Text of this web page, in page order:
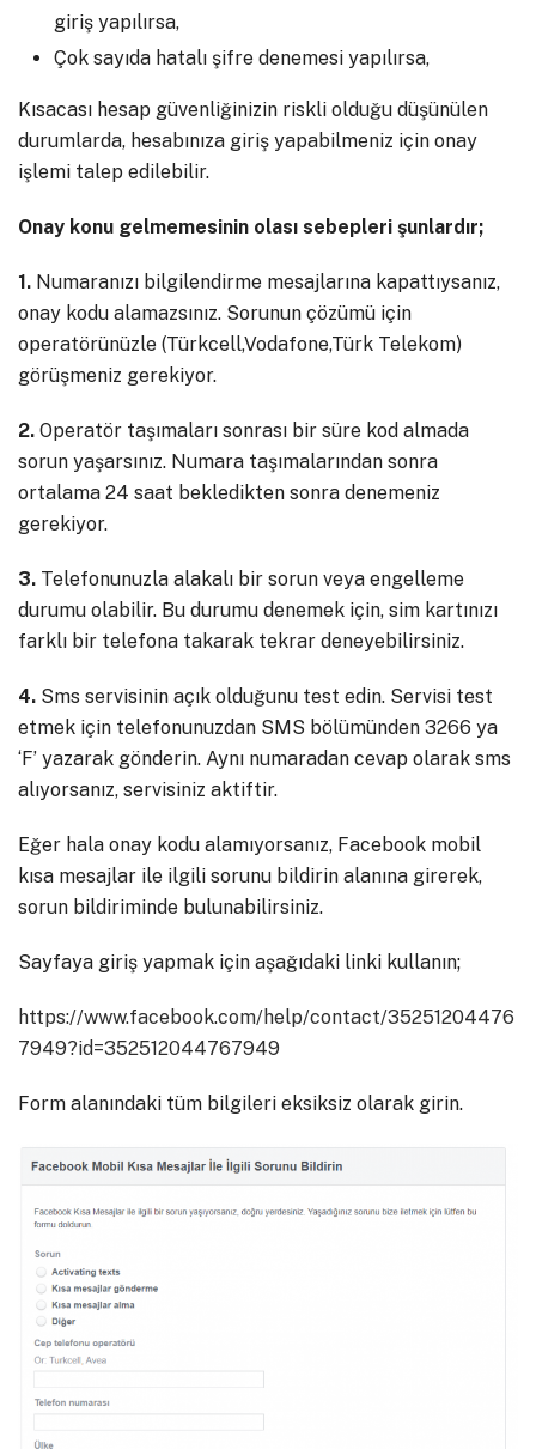
giriş yapılırsa,
Çok sayıda hatalı şifre denemesi yapılırsa,
Kısacası hesap güvenliğinizin riskli olduğu düşünülen
durumlarda, hesabınıza giriş yapabilmeniz için onay
işlemi talep edilebilir.
Onay konu gelmemesinin olası sebepleri şunlardır;
1. Numaranızı bilgilendirme mesajlarına kapattıysanız,
onay kodu alamazsınız. Sorunun çözümü için
operatörünüzle (Türkcell,Vodafone,Türk Telekom)
görüşmeniz gerekiyor.
2. Operatör taşımaları sonrası bir süre kod almada
sorun yaşarsınız. Numara taşımalarından sonra
ortalama 24 saat bekledikten sonra denemeniz
gerekiyor.
3. Telefonunuzla alakalı bir sorun veya engelleme
durumu olabilir. Bu durumu denemek için, sim kartınızı
farklı bir telefona takarak tekrar deneyebilirsiniz.
4. Sms servisinin açık olduğunu test edin. Servisi test
etmek için telefonunuzdan SMS bölümünden 3266 ya
‘F’ yazarak gönderin. Aynı numaradan cevap olarak sms
alıyorsanız, servisiniz aktiftir.
Eğer hala onay kodu alamıyorsanız, Facebook mobil
kısa mesajlar ile ilgili sorunu bildirin alanına girerek,
sorun bildiriminde bulunabilirsiniz.
Sayfaya giriş yapmak için aşağıdaki linki kullanın;
https://www.facebook.com/help/contact/35251204476
7949?id=352512044767949
Form alanındaki tüm bilgileri eksiksiz olarak girin.